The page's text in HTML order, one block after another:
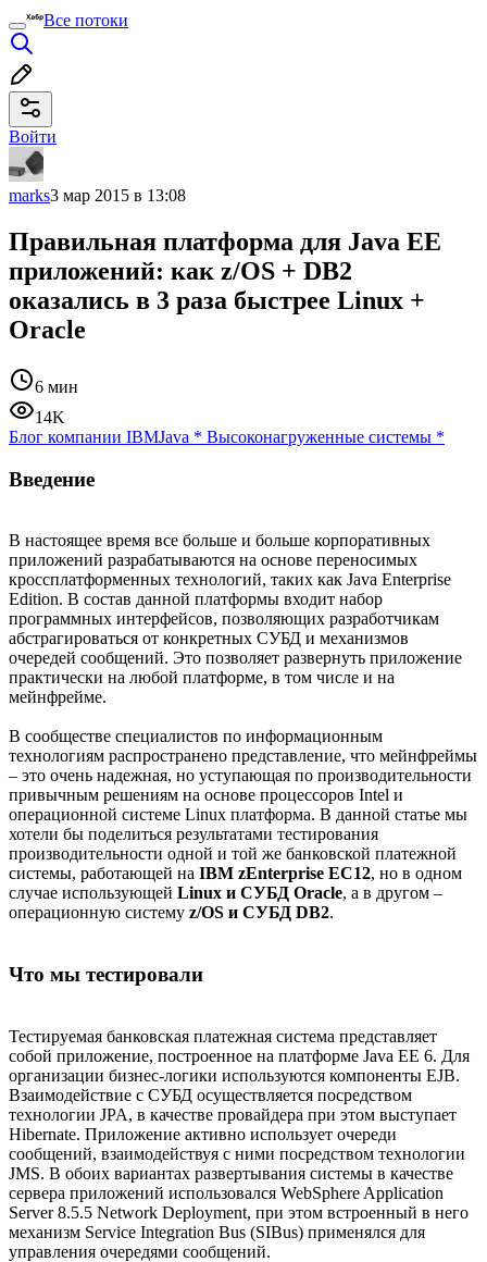
Все потоки
Войти
marks3 мар 2015 в 13:08
Правильная платформа для Java EE
приложений: как z/OS + DB2
оказались в 3 раза быстрее Linux +
Oracle
6 мин
14K
Блог компании IBMJava * Высоконагруженные системы *
Введение
В настоящее время все больше и больше корпоративных
приложений разрабатываются на основе переносимых
кроссплатформенных технологий, таких как Java Enterprise
Edition. В состав данной платформы входит набор
программных интерфейсов, позволяющих разработчикам
абстрагироваться от конкретных СУБД и механизмов
очередей сообщений. Это позволяет развернуть приложение
практически на любой платформе, в том числе и на
мейнфрейме.
В сообществе специалистов по информационным
технологиям распространено представление, что мейнфреймы
– это очень надежная, но уступающая по производительности
привычным решениям на основе процессоров Intel и
операционной системе Linux платформа. В данной статье мы
хотели бы поделиться результатами тестирования
производительности одной и той же банковской платежной
системы, работающей на IBM zEnterprise EC12, но в одном
случае использующей Linux и СУБД Oracle, а в другом –
операционную систему z/OS и СУБД DB2.
Что мы тестировали
Тестируемая банковская платежная система представляет
собой приложение, построенное на платформе Java EE 6. Для
организации бизнес-логики используются компоненты EJB.
Взаимодействие с СУБД осуществляется посредством
технологии JPA, в качестве провайдера при этом выступает
Hibernate. Приложение активно использует очереди
сообщений, взаимодействуя с ними посредством технологии
JMS. В обоих вариантах развертывания системы в качестве
сервера приложений использовался WebSphere Application
Server 8.5.5 Network Deployment, при этом встроенный в него
механизм Service Integration Bus (SIBus) применялся для
управления очередями сообщений.